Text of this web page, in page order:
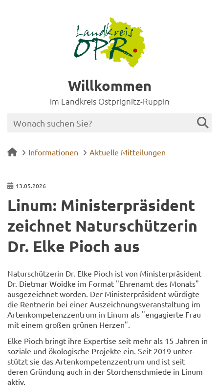
Willkommen
im Landkreis Ostprignitz-Ruppin
Informationen Aktuelle Mitteilungen
13.05.2026
Linum: Mi­nis­ter­prä­si­dent
zeich­net Na­tur­schüt­ze­rin
Dr. Elke Pioch aus
Na­tur­schüt­ze­rin Dr. Elke Pioch ist von Mi­nis­ter­prä­si­dent
Dr. Diet­mar Wo­id­ke im For­mat "Eh­ren­amt des Mo­nats"
aus­ge­zeich­net wor­den. Der Mi­nis­ter­prä­si­dent wür­dig­te
die Rent­ne­rin bei einer Aus­zeich­nungs­ver­an­stal­tung im
Ar­ten­kom­pe­tenz­zen­trum in Linum als "en­ga­gier­te Frau
mit einem gro­ßen grü­nen Her­zen".
Elke Pioch bringt ihre Ex­per­ti­se seit mehr als 15 Jah­ren in
so­zia­le und öko­lo­gi­sche Pro­jek­te ein. Seit 2019 un­ter­
stützt sie das Ar­ten­kom­pe­tenz­zen­trum und ist seit
deren Grün­dung auch in der Stor­chen­schmie­de in Linum
aktiv.